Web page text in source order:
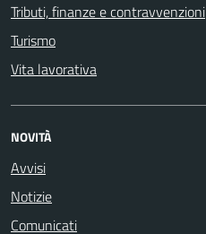
Tributi, finanze e contravvenzioni
Turismo
Vita lavorativa
NOVITÀ
Avvisi
Notizie
Comunicati